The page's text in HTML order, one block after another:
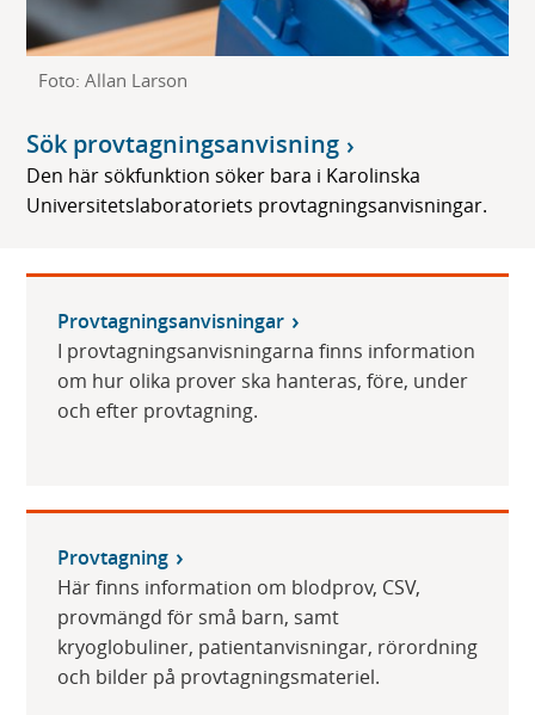
Foto: Allan Larson
Sök provtagningsanvisning
Den här sökfunktion söker bara i Karolinska
Universitetslaboratoriets provtagningsanvisningar.
Provtagningsanvisningar
I provtagningsanvisningarna finns information
om hur olika prover ska hanteras, före, under
och efter provtagning.
Provtagning
Här finns information om blodprov, CSV,
provmängd för små barn, samt
kryoglobuliner, patientanvisningar, rörordning
och bilder på provtagningsmateriel.